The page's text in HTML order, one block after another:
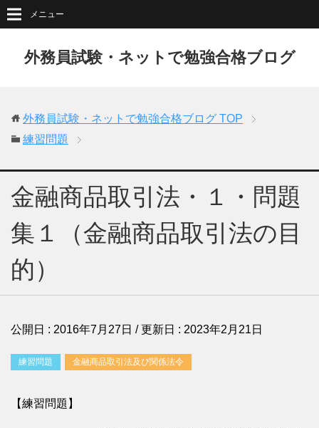
外務員試験・ネットで勉強合格ブログ
メニュー
外務員試験・ネットで勉強合格ブログ TOP
練習問題
金融商品取引法・１・問題
集１（金融商品取引法の目
的）
公開日 : 2016年7月27日 / 更新日 : 2023年2月21日
練習問題 金融商品取引法及び関係法令
【練習問題】